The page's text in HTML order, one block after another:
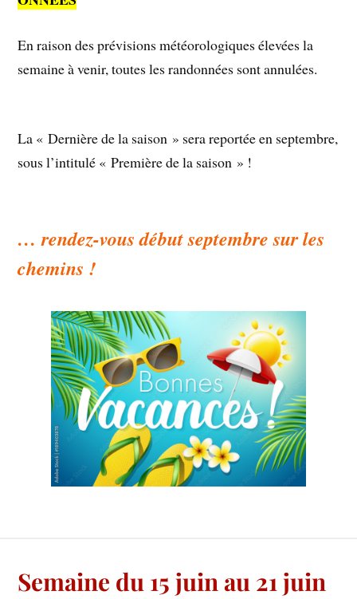
En raison des prévisions météorologiques élevées la
semaine à venir, toutes les randonnées sont annulées.
La « Dernière de la saison » sera reportée en septembre,
sous l’intitulé « Première de la saison » !
… rendez-vous début septembre sur les
chemins !
Semaine du 15 juin au 21 juin